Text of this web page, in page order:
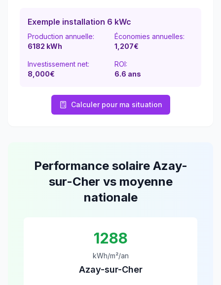
Exemple installation 6 kWc
Production annuelle:
6182 kWh
Économies annuelles:
1,207€
Investissement net:
8,000€
ROI:
6.6 ans
Calculer pour ma situation
Performance solaire Azay-
sur-Cher vs moyenne
nationale
1288
kWh/m²/an
Azay-sur-Cher